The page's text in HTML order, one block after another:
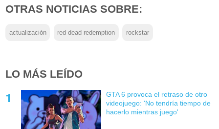
OTRAS NOTICIAS SOBRE:
actualización red dead redemption rockstar
LO MÁS LEÍDO
GTA 6 provoca el retraso de otro
videojuego: 'No tendría tiempo de
hacerlo mientras juego'